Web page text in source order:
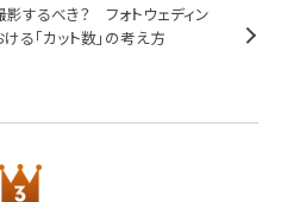
するべき？ フォトウェディン
る「カット数」の考え方